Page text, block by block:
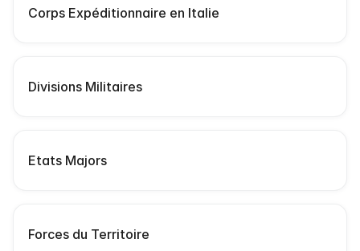
Corps Expéditionnaire en Italie
Divisions Militaires
Etats Majors
Forces du Territoire